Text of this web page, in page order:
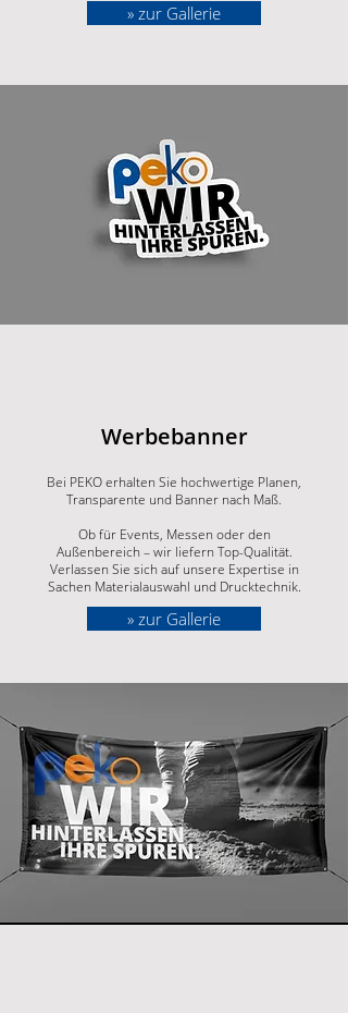
» zur Gallerie
Werbebanner
Bei PEKO erhalten Sie hochwertige Planen,
Transparente und Banner nach Maß.
Ob für Events, Messen oder den
Außenbereich – wir liefern Top-Qualität.
Verlassen Sie sich auf unsere Expertise in
Sachen Materialauswahl und Drucktechnik.
» zur Gallerie